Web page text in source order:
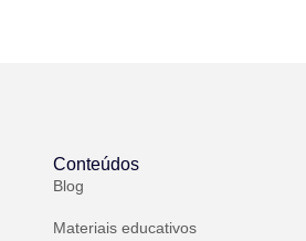
Conteúdos
Blog
Materiais educativos